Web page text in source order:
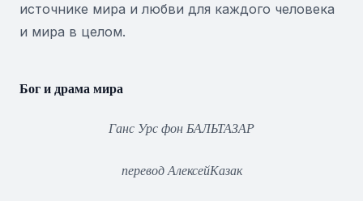
источнике мира и любви для каждого человека
и мира в целом.
Бог и драма мира
Ганс Урс фон БАЛЬТАЗАР
перевод АлексейКазак